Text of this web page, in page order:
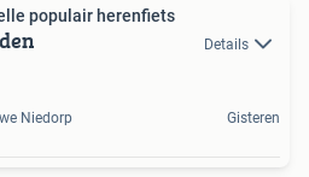
populair herenfiets
Details
Niedorp Gisteren